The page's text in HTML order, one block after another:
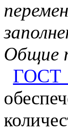
Общие
ГОСТ